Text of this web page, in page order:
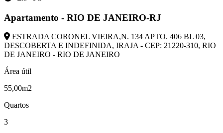
Apartamento - RIO DE JANEIRO-RJ
ESTRADA CORONEL VIEIRA,N. 134 APTO. 406 BL 03,
DESCOBERTA E INDEFINIDA, IRAJA - CEP: 21220-310, RIO
DE JANEIRO - RIO DE JANEIRO
Área útil
55,00m2
Quartos
3